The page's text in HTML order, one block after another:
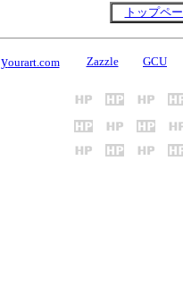
トップペ
yourart.com Zazzle GCU